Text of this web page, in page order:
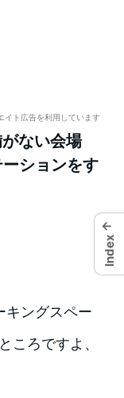
イト広告を利用しています
ない会場
ションをす
キングスペー
ころですよ、
←
Index